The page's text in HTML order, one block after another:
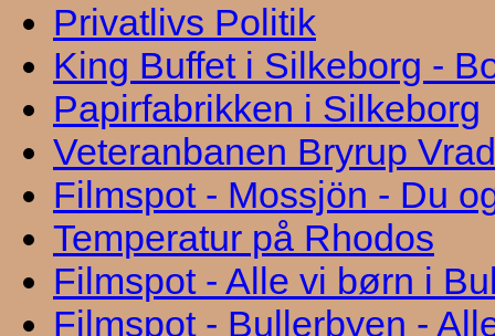
Privatlivs Politik
King Buffet i Silkeborg -
Papirfabrikken i Silkeborg
Veteranbanen Bryrup
Filmspot - Mossjön - Du
Temperatur på Rhodos
Filmspot - Alle vi børn i
Filmspot - Bullerbyen -